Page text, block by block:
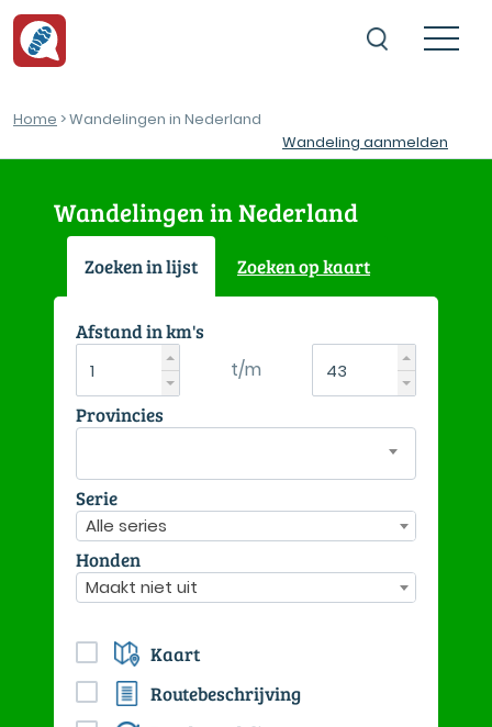
Home > Wandelingen in Nederland
Wandeling aanmelden
Wandelingen in Nederland
Zoeken in lijst Zoeken op kaart
Afstand in km's
t/m
Provincies
Serie
Alle series
Honden
Maakt niet uit
Kaart
Routebeschrijving